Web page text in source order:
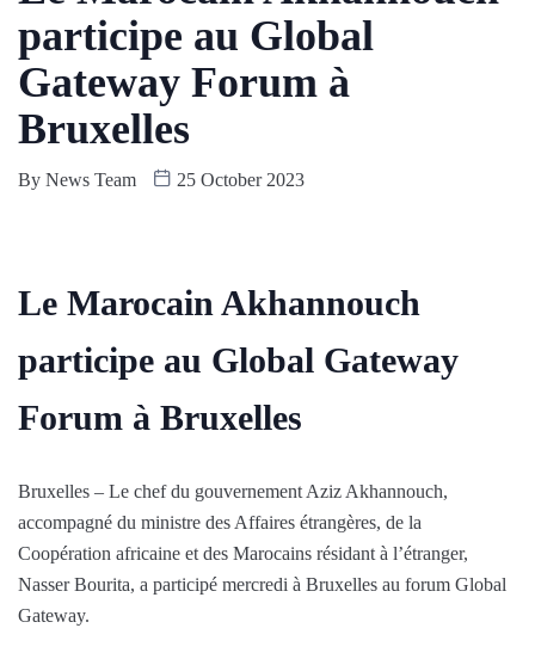
participe au Global
Gateway Forum à
Bruxelles
By News Team 25 October 2023
Le Marocain Akhannouch
participe au Global Gateway
Forum à Bruxelles
Bruxelles – Le chef du gouvernement Aziz Akhannouch,
accompagné du ministre des Affaires étrangères, de la
Coopération africaine et des Marocains résidant à l’étranger,
Nasser Bourita, a participé mercredi à Bruxelles au forum Global
Gateway.